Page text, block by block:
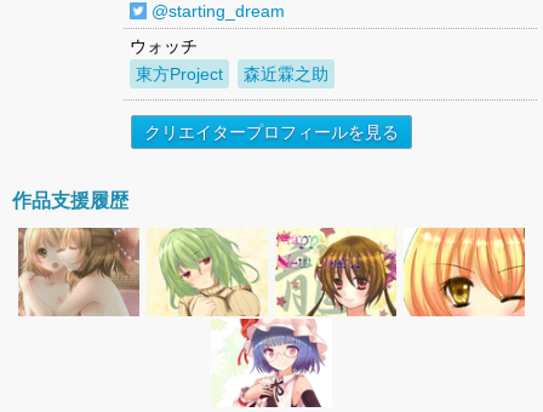
@starting_dream
ウォッチ
東方Project
森近霖之助
クリエイタープロフィールを見る
作品支援履歴